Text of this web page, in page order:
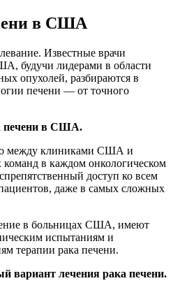
в США
Известные врачи
будучи лидерами в области
опухолей, разбираются в
печени — от точного
печени в США.
между клиниками США и
в каждом онкологическом
доступ ко всем
даже в самых сложных
в больницах США, имеют
испытаниям и
терапии рака печени.
лечения рака печени.